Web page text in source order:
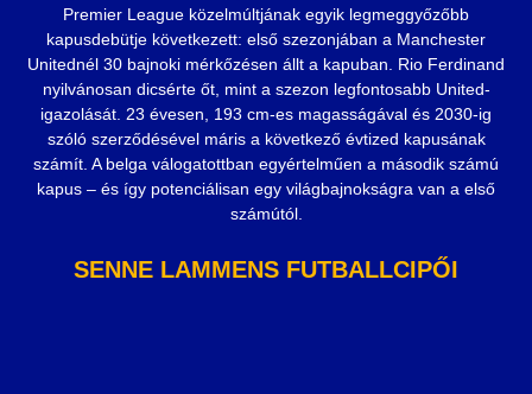
Premier League közelmúltjának egyik legmeggyőzőbb
kapusdebütje következett: első szezonjában a Manchester
Unitednél 30 bajnoki mérkőzésen állt a kapuban. Rio Ferdinand
nyilvánosan dicsérte őt, mint a szezon legfontosabb United-
igazolását. 23 évesen, 193 cm-es magasságával és 2030-ig
szóló szerződésével máris a következő évtized kapusának
számít. A belga válogatottban egyértelműen a második számú
kapus – és így potenciálisan egy világbajnokságra van a első
számútól.
SENNE LAMMENS FUTBALLCIPŐI